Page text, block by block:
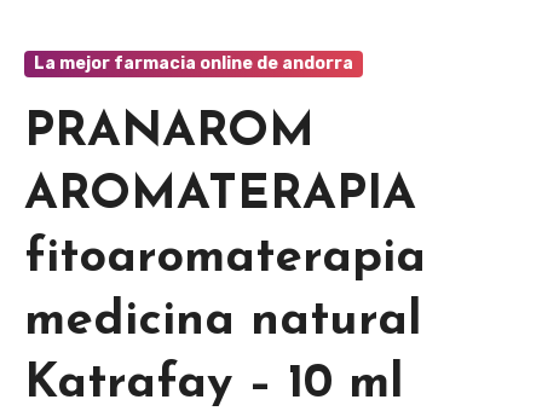
La mejor farmacia online de andorra
PRANAROM
AROMATERAPIA
fitoaromaterapia
medicina natural
Katrafay – 10 ml